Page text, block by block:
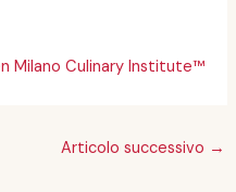
Milano Culinary Institute™
Articolo successivo →